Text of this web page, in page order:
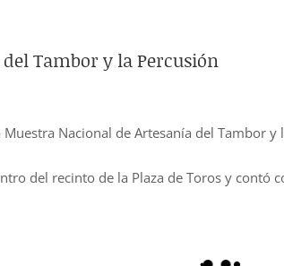
Tambor y la Percusión
Nacional de Artesanía del Tambor y
del recinto de la Plaza de Toros y